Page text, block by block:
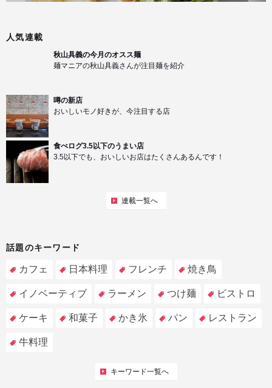
人気連載
秋山具義の今月のオスス麺
麺マニアの秋山具義さんが注目麺を紹介
噂の新店
おいしいモノ好きが、今注目する店
食べログ3.5以下のうまい店
3.5以下でも、おいしいお店はたくさんあるんです！
連載一覧へ
話題のキーワード
カフェ 日本料理 フレンチ 焼き鳥
イノベーティブ ラーメン つけ麺 ビストロ
ケーキ 和菓子 かき氷 パン レストラン
牛料理
キーワード一覧へ